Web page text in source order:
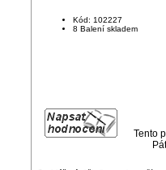
Kód: 102227
8 Balení skladem
Tento